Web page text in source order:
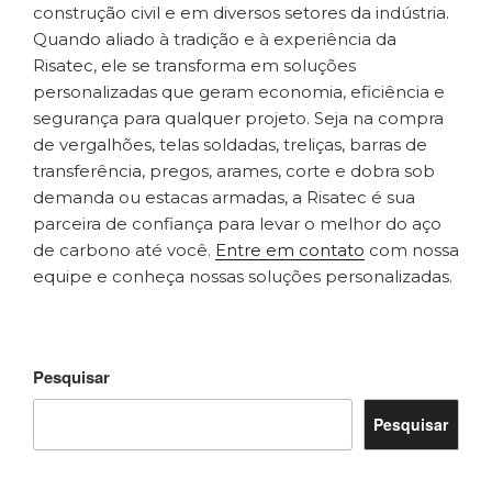
construção civil e em diversos setores da indústria.
Quando aliado à tradição e à experiência da
Risatec, ele se transforma em soluções
personalizadas que geram economia, eficiência e
segurança para qualquer projeto. Seja na compra
de vergalhões, telas soldadas, treliças, barras de
transferência, pregos, arames, corte e dobra sob
demanda ou estacas armadas, a Risatec é sua
parceira de confiança para levar o melhor do aço
de carbono até você. Entre em contato com nossa
equipe e conheça nossas soluções personalizadas.
Pesquisar
Pesquisar